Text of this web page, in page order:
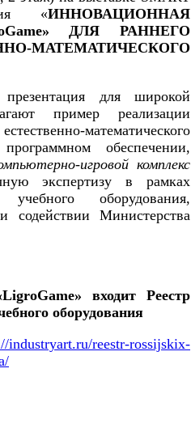
«ИННОВАЦИОННАЯ
ДЛЯ РАННЕГО
МАТЕМАТИЧЕСКОГО
для широкой
пример реализации
математического
обеспечении,
игровой комплекс
экспертизу в рамках
учебного оборудования,
содействии Министерства
входит Реестр
оборудования
industryart.ru/reestr-rossijskix-